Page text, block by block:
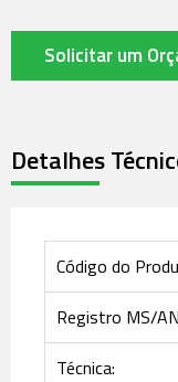
Solicitar um
Detalhes
Código do
Registro MS/
Técnica: